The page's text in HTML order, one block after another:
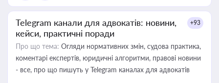
Telegram канали для адвокатів: новини,
кейси, практичні поради
+93
Про що тема: Огляди нормативних змін, судова практика,
коментарі експертів, юридичні алгоритми, правові новини
- все, про що пишуть у Telegram каналах для адвокатів